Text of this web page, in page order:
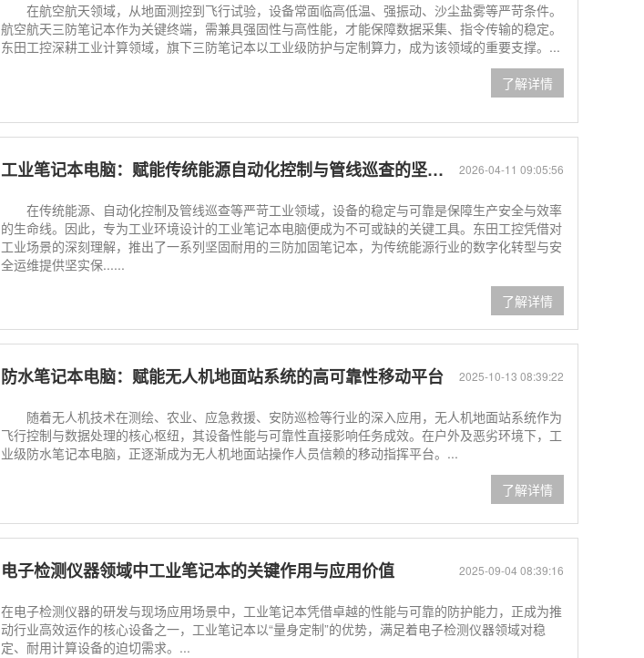
在航空航天领域，从地面测控到飞行试验，设备常面临高低温、强振动、沙尘盐雾等严苛条件。
航空航天三防笔记本作为关键终端，需兼具强固性与高性能，才能保障数据采集、指令传输的稳定。
东田工控深耕工业计算领域，旗下三防笔记本以工业级防护与定制算力，成为该领域的重要支撑。...
了解详情
2026-04-11 09:05:56
工业笔记本电脑：赋能传统能源自动化控制与管线巡查的坚固之选
在传统能源、自动化控制及管线巡查等严苛工业领域，设备的稳定与可靠是保障生产安全与效率
的生命线。因此，专为工业环境设计的工业笔记本电脑便成为不可或缺的关键工具。东田工控凭借对
工业场景的深刻理解，推出了一系列坚固耐用的三防加固笔记本，为传统能源行业的数字化转型与安
全运维提供坚实保......
了解详情
2025-10-13 08:39:22
防水笔记本电脑：赋能无人机地面站系统的高可靠性移动平台
随着无人机技术在测绘、农业、应急救援、安防巡检等行业的深入应用，无人机地面站系统作为
飞行控制与数据处理的核心枢纽，其设备性能与可靠性直接影响任务成效。在户外及恶劣环境下，工
业级防水笔记本电脑，正逐渐成为无人机地面站操作人员信赖的移动指挥平台。...
了解详情
2025-09-04 08:39:16
电子检测仪器领域中工业笔记本的关键作用与应用价值
在电子检测仪器的研发与现场应用场景中，工业笔记本凭借卓越的性能与可靠的防护能力，正成为推
动行业高效运作的核心设备之一，工业笔记本以“量身定制”的优势，满足着电子检测仪器领域对稳
定、耐用计算设备的迫切需求。...